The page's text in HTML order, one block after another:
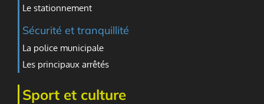
Le stationnement
Sécurité et tranquillité
La police municipale
Les principaux arrêtés
Sport et culture